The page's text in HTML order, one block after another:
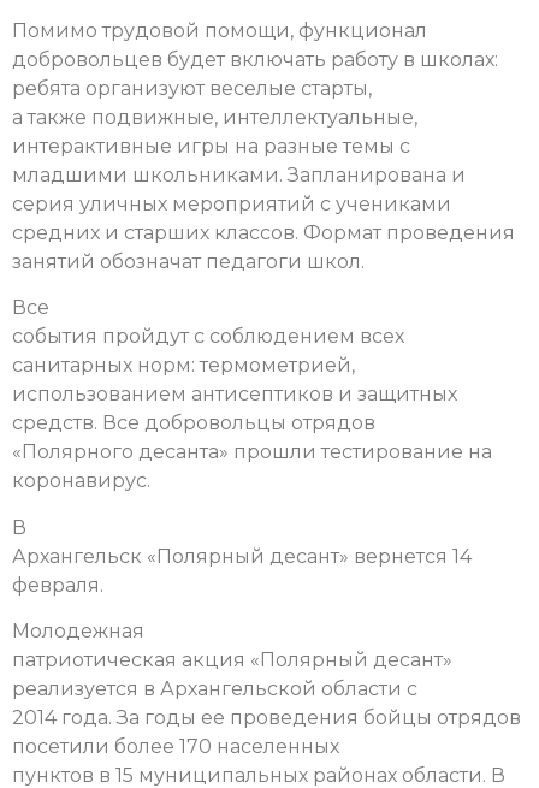
Помимо трудовой помощи, функционал
добровольцев будет включать работу в школах:
ребята организуют веселые старты,
а также подвижные, интеллектуальные,
интерактивные игры на разные темы с
младшими школьниками. Запланирована и
серия уличных мероприятий с учениками
средних и старших классов. Формат проведения
занятий обозначат педагоги школ.
Все
события пройдут с соблюдением всех
санитарных норм: термометрией,
использованием антисептиков и защитных
средств. Все добровольцы отрядов
«Полярного десанта» прошли тестирование на
коронавирус.
В
Архангельск «Полярный десант» вернется 14
февраля.
Молодежная
патриотическая акция «Полярный десант»
реализуется в Архангельской области с
2014 года. За годы ее проведения бойцы отрядов
посетили более 170 населенных
пунктов в 15 муниципальных районах области. В